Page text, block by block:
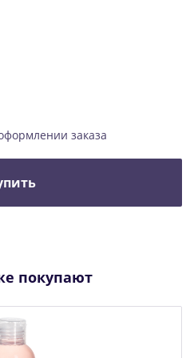
заказа
покупают